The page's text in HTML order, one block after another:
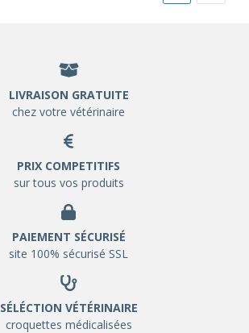
LIVRAISON GRATUITE
chez votre vétérinaire
PRIX COMPETITIFS
sur tous vos produits
PAIEMENT SÉCURISÉ
site 100% sécurisé SSL
SÉLÉCTION VÉTÉRINAIRE
croquettes médicalisées